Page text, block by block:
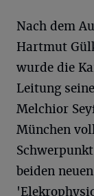
Nach dem
Hartmut
wurde die
Leitung
Melchior
München
beiden